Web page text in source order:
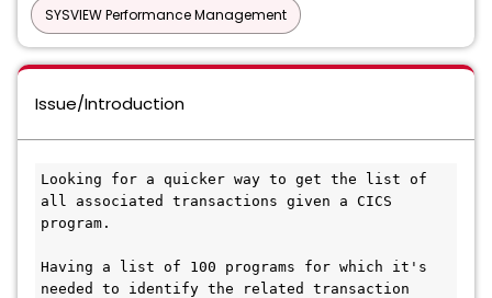
SYSVIEW Performance Management
Issue/Introduction
Looking for a quicker way to get the list of
all associated transactions given a CICS
program.
Having a list of 100 programs for which it's
needed to identify the related transaction